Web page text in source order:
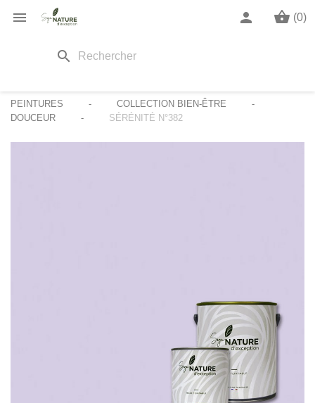
 shopping_basket (0)
person
search
PEINTURES
COLLECTION BIEN-ÊTRE
DOUCEUR
SÉRÉNITÉ N°382